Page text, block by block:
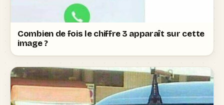
Combien de fois le chiffre 3 apparaît sur cette
image ?